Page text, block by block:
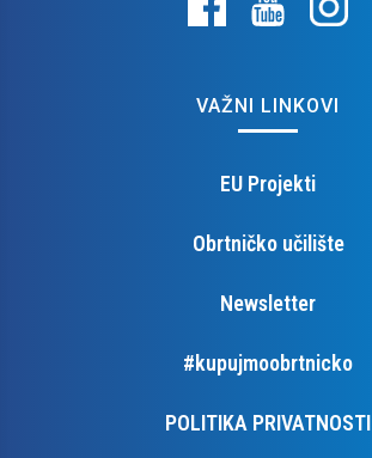
VAŽNI LINKOVI
EU Projekti
Obrtničko učilište
Newsletter
#kupujmoobrtnicko
POLITIKA PRIVATNOSTI